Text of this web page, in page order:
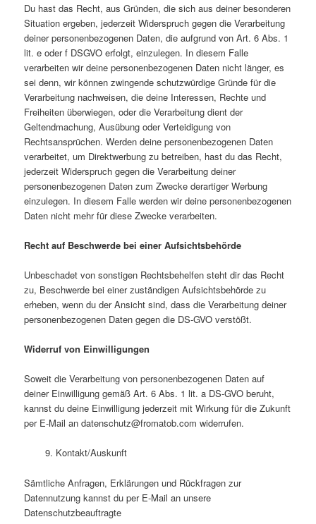
Du hast das Recht, aus Gründen, die sich aus deiner besonderen
Situation ergeben, jederzeit Widerspruch gegen die Verarbeitung
deiner personenbezogenen Daten, die aufgrund von Art. 6 Abs. 1
lit. e oder f DSGVO erfolgt, einzulegen. In diesem Falle
verarbeiten wir deine personenbezogenen Daten nicht länger, es
sei denn, wir können zwingende schutzwürdige Gründe für die
Verarbeitung nachweisen, die deine Interessen, Rechte und
Freiheiten überwiegen, oder die Verarbeitung dient der
Geltendmachung, Ausübung oder Verteidigung von
Rechtsansprüchen. Werden deine personenbezogenen Daten
verarbeitet, um Direktwerbung zu betreiben, hast du das Recht,
jederzeit Widerspruch gegen die Verarbeitung deiner
personenbezogenen Daten zum Zwecke derartiger Werbung
einzulegen. In diesem Falle werden wir deine personenbezogenen
Daten nicht mehr für diese Zwecke verarbeiten.
Recht auf Beschwerde bei einer Aufsichtsbehörde
Unbeschadet von sonstigen Rechtsbehelfen steht dir das Recht
zu, Beschwerde bei einer zuständigen Aufsichtsbehörde zu
erheben, wenn du der Ansicht sind, dass die Verarbeitung deiner
personenbezogenen Daten gegen die DS-GVO verstößt.
Widerruf von Einwilligungen
Soweit die Verarbeitung von personenbezogenen Daten auf
deiner Einwilligung gemäß Art. 6 Abs. 1 lit. a DS-GVO beruht,
kannst du deine Einwilligung jederzeit mit Wirkung für die Zukunft
per E-Mail an datenschutz@fromatob.com widerrufen.
9. Kontakt/Auskunft
Sämtliche Anfragen, Erklärungen und Rückfragen zur
Datennutzung kannst du per E-Mail an unsere
Datenschutzbeauftragte